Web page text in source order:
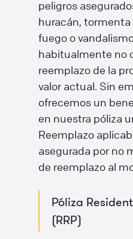
peligros
huracán,
fuego o
habitualmente no
reemplazo de la
valor actual. Sin
ofrecemos un
en nuestra póliza
Reemplazo
asegurada por no
de reemplazo al
Póliza
(RRP)